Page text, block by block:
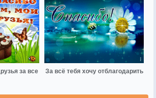
за все За всё тебя хочу отблагодарить